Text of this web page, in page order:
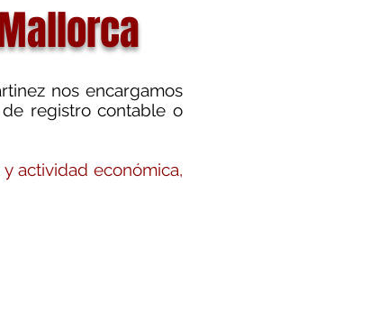
nos encargamos
registro contable o
actividad económica,